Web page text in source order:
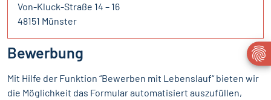
Von-Kluck-Straße 14 – 16
48151 Münster
Bewerbung
Mit Hilfe der Funktion “Bewerben mit Lebenslauf“ bieten wir
die Möglichkeit das Formular automatisiert auszufüllen,